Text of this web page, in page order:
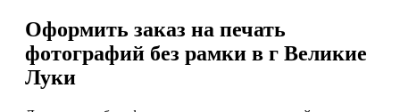
Оформить заказ на печать
фотографий без рамки в г Великие
Луки